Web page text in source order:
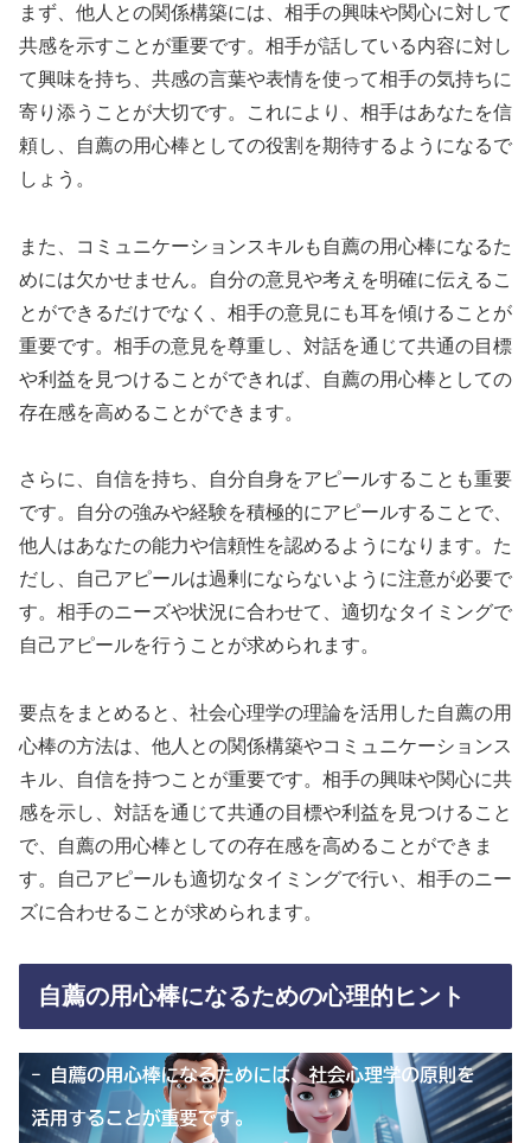
まず、他人との関係構築には、相手の興味や関心に対して
共感を示すことが重要です。相手が話している内容に対し
て興味を持ち、共感の言葉や表情を使って相手の気持ちに
寄り添うことが大切です。これにより、相手はあなたを信
頼し、自薦の用心棒としての役割を期待するようになるで
しょう。
また、コミュニケーションスキルも自薦の用心棒になるた
めには欠かせません。自分の意見や考えを明確に伝えるこ
とができるだけでなく、相手の意見にも耳を傾けることが
重要です。相手の意見を尊重し、対話を通じて共通の目標
や利益を見つけることができれば、自薦の用心棒としての
存在感を高めることができます。
さらに、自信を持ち、自分自身をアピールすることも重要
です。自分の強みや経験を積極的にアピールすることで、
他人はあなたの能力や信頼性を認めるようになります。た
だし、自己アピールは過剰にならないように注意が必要で
す。相手のニーズや状況に合わせて、適切なタイミングで
自己アピールを行うことが求められます。
要点をまとめると、社会心理学の理論を活用した自薦の用
心棒の方法は、他人との関係構築やコミュニケーションス
キル、自信を持つことが重要です。相手の興味や関心に共
感を示し、対話を通じて共通の目標や利益を見つけること
で、自薦の用心棒としての存在感を高めることができま
す。自己アピールも適切なタイミングで行い、相手のニー
ズに合わせることが求められます。
自薦の用心棒になるための心理的ヒント